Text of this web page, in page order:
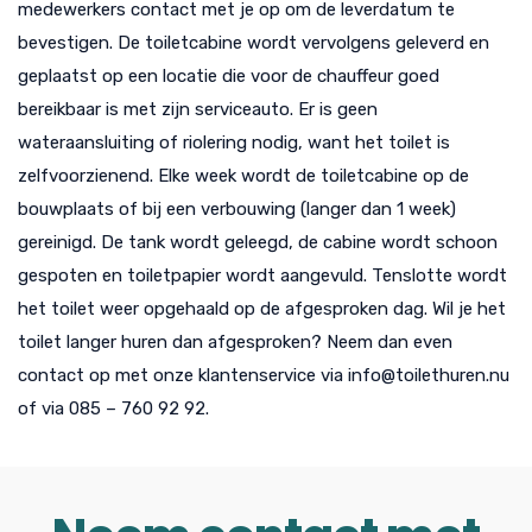
medewerkers contact met je op om de leverdatum te
bevestigen. De toiletcabine wordt vervolgens geleverd en
geplaatst op een locatie die voor de chauffeur goed
bereikbaar is met zijn serviceauto. Er is geen
wateraansluiting of riolering nodig, want het toilet is
zelfvoorzienend. Elke week wordt de toiletcabine op de
bouwplaats of bij een verbouwing (langer dan 1 week)
gereinigd. De tank wordt geleegd, de cabine wordt schoon
gespoten en toiletpapier wordt aangevuld. Tenslotte wordt
het toilet weer opgehaald op de afgesproken dag. Wil je het
toilet langer huren dan afgesproken? Neem dan even
contact op met onze klantenservice via info@toilethuren.nu
of via 085 – 760 92 92.